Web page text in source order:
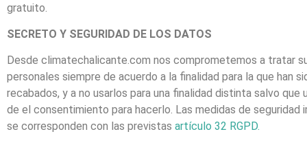
gratuito.
SECRETO Y SEGURIDAD DE LOS DATOS
Desde climatechalicante.com nos comprometemos a tratar
personales siempre de acuerdo a la finalidad para la que han
recabados, y a no usarlos para una finalidad distinta salvo que
de el consentimiento para hacerlo. Las medidas de seguridad
se corresponden con las previstas artículo 32 RGPD.